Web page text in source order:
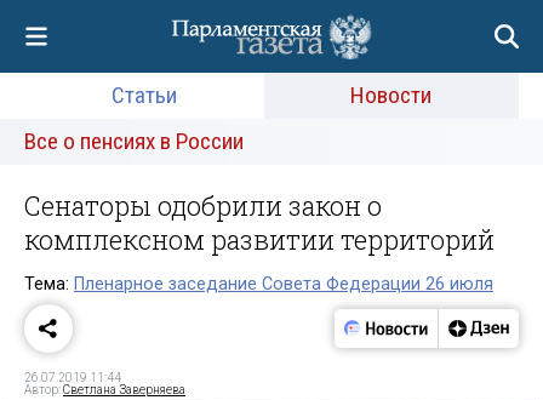
Статьи
Новости
Все о пенсиях в России
Сенаторы одобрили закон о
комплексном развитии территорий
Тема: Пленарное заседание Совета Федерации 26 июля
26.07.2019 11:44
Автор:Светлана Заверняева